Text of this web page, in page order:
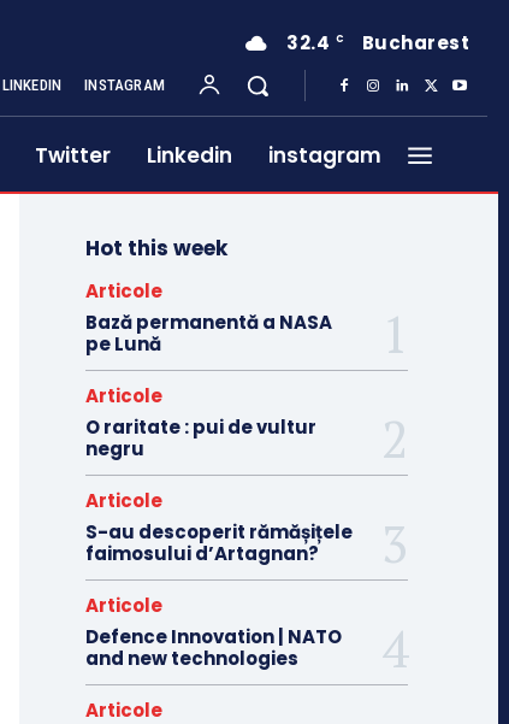
32.4 C Bucharest
LINKEDIN INSTAGRAM
Twitter Linkedin instagram
Hot this week
Articole
Bază permanentă a NASA
pe Lună
Articole
O raritate : pui de vultur
negru
Articole
S-au descoperit rămășițele
faimosului d’Artagnan?
Articole
Defence Innovation | NATO
and new technologies
Articole